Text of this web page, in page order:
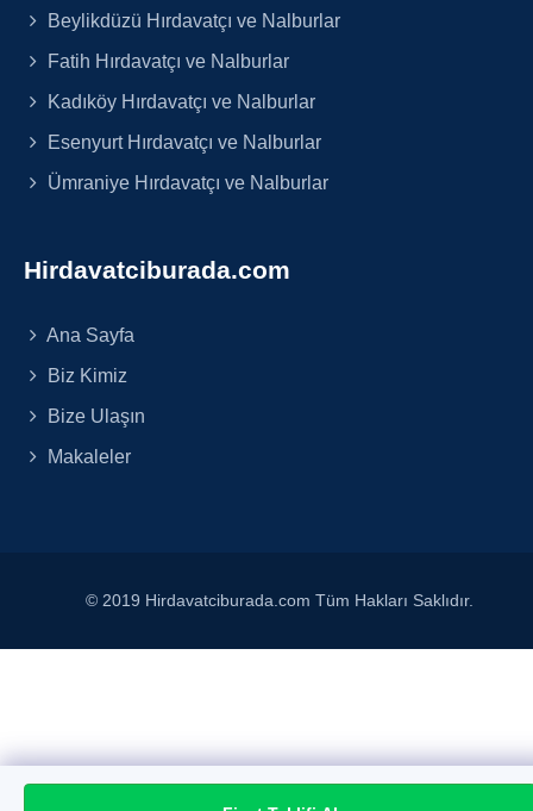
Beylikdüzü Hırdavatçı ve Nalburlar
Fatih Hırdavatçı ve Nalburlar
Kadıköy Hırdavatçı ve Nalburlar
Esenyurt Hırdavatçı ve Nalburlar
Ümraniye Hırdavatçı ve Nalburlar
Hirdavatciburada.com
Ana Sayfa
Biz Kimiz
Bize Ulaşın
Makaleler
© 2019 Hirdavatciburada.com Tüm Hakları Saklıdır.